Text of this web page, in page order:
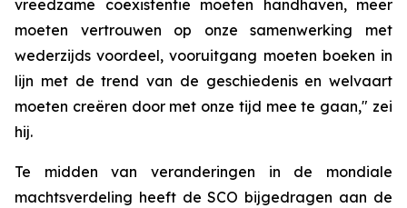
vreedzame coëxistentie moeten handhaven, meer
moeten vertrouwen op onze samenwerking met
wederzijds voordeel, vooruitgang moeten boeken in
lijn met de trend van de geschiedenis en welvaart
moeten creëren door met onze tijd mee te gaan," zei
hij.
Te midden van veranderingen in de mondiale
machtsverdeling heeft de SCO bijgedragen aan de